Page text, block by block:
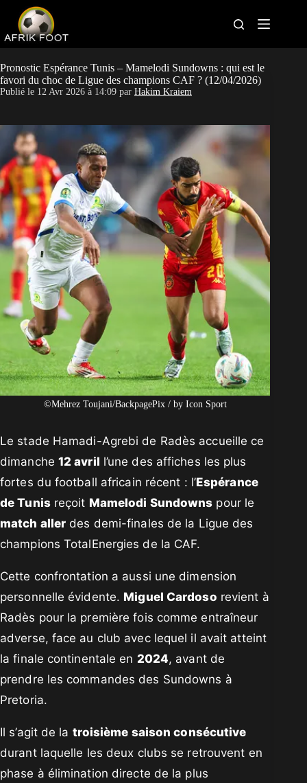
p
o
c
o
e
Bonus bookmakers
APK paris sportifs
Sites paris sportifs
Pronostics foot
Actus Foot
Pronostic Espérance Tunis – Mamelodi Sundowns : qui est le
favori du choc de Ligue des champions CAF ? (12/04/2026)
Publié le 12 Avr 2026 à 14:09 par Hakim Kraiem
©Mehrez Toujani/BackpagePix / by Icon Sport
Le stade Hamadi-Agrebi de Radès accueille ce
dimanche 12 avril l’une des affiches les plus
fortes du football africain récent : l’Espérance
de Tunisreçoit Mamelodi Sundowns pour le
match aller des demi-finales de la Ligue des
champions TotalEnergies de la CAF.
Cette confrontation a aussi une dimension
personnelle évidente. Miguel Cardoso revient à
Radès pour la première fois comme entraîneur
adverse, face au club avec lequel il avait atteint
la finale continentale en 2024, avant de
prendre les commandes des Sundowns à
Pretoria.
Il s’agit de la troisième saison consécutive
durant laquelle les deux clubs se retrouvent en
phase à élimination directe de la plus